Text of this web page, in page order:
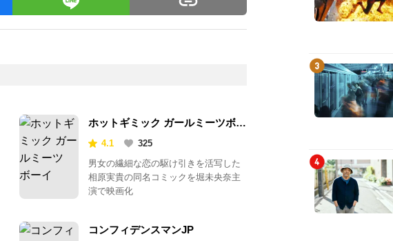
ホットギミック ガールミーツボー
イ 4.1
325
男女の繊細な恋の駆け引きを活写した
相原実貴の同名コミックを堀未央奈主
演で映画化
コンフィデンスマンJP